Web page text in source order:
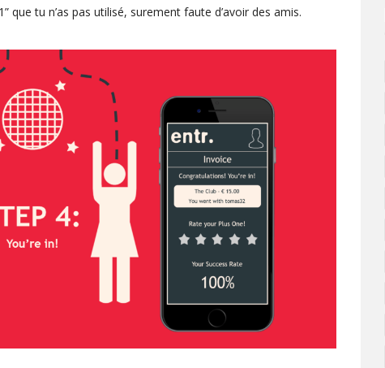
tu n’as pas utilisé, surement faute d’avoir des amis.